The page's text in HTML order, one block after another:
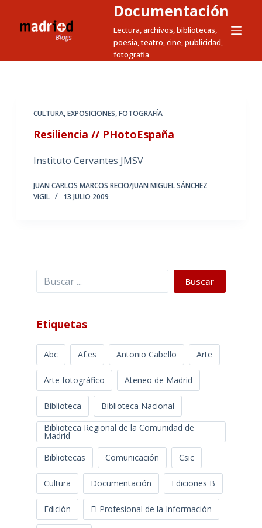
t
Documentación
Lectura, archivos, bibliotecas,
poesia, teatro, cine, publicidad,
fotografia
CULTURA,EXPOSICIONES,FOTOGRAFÍA
Resiliencia // PHotoEspaña
Instituto Cervantes JMSV
JUAN CARLOS MARCOS RECIO/JUAN MIGUEL SÁNCHEZ
VIGIL
13 JULIO 2009
Buscar Buscar
Etiquetas
Abc Af.es Antonio Cabello Arte
Arte fotográfico Ateneo de Madrid
Biblioteca
Biblioteca Nacional
Biblioteca Regional de la Comunidad de
Madrid
Bibliotecas
Comunicación Csic
Cultura Documentación Ediciones B
Edición El Profesional de la Información